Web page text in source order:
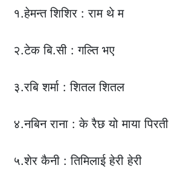
१.हेमन्त शिशिर : राम थे म
२.टेक बि.सी : गल्ति भए
३.रबि शर्मा : शितल शितल
४.नबिन राना : के रैछ यो माया पिरती
५.शेर कैनी : तिमिलाई हेरी हेरी